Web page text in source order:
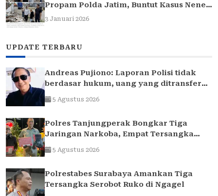
Propam Polda Jatim, Buntut Kasus Nenek
Elina
3 Januari 2026
UPDATE TERBARU
Andreas Pujiono: Laporan Polisi tidak
berdasar hukum, uang yang ditransfer
ke rekening realitanya tidak sampai 1,7
Milliar
5 Agustus 2026
Polres Tanjungperak Bongkar Tiga
Jaringan Narkoba, Empat Tersangka
Pengedar Diamankan
5 Agustus 2026
Polrestabes Surabaya Amankan Tiga
Tersangka Serobot Ruko di Ngagel